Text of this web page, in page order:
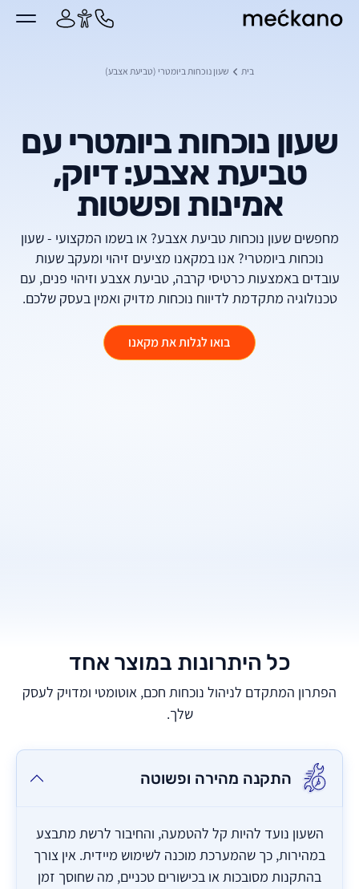
מרכזי
מקאנו
בית שעון נוכחות ביומטרי (טביעת אצבע)
שעון נוכחות ביומטרי עם
טביעת אצבע: דיוק,
אמינות ופשטות
מחפשים שעון נוכחות טביעת אצבע? או בשמו המקצועי - שעון
נוכחות ביומטרי? אנו במקאנו מציעים זיהוי ומעקב שעות
עובדים באמצעות כרטיסי קרבה, טביעת אצבע וזיהוי פנים, עם
טכנולוגיה מתקדמת לדיווח נוכחות מדויק ואמין בעסק שלכם.
בואו לגלות את מקאנו
כל היתרונות במוצר אחד
הפתרון המתקדם לניהול נוכחות חכם, אוטומטי ומדויק לעסק
שלך.
התקנה מהירה ופשוטה
השעון נועד להיות קל להטמעה, והחיבור לרשת מתבצע
במהירות, כך שהמערכת מוכנה לשימוש מיידית. אין צורך
בהתקנות מסובכות או בכישורים טכניים, מה שחוסך זמן